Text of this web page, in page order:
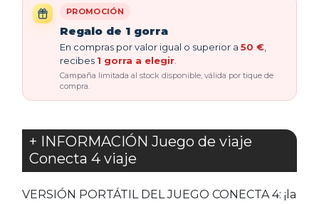
PROMOCIÓN
Regalo de 1 gorra
En compras por valor igual o superior a 50 €
recibes 1 gorra a elegir
Campaña limitada al stock disponible, válida por tique de
compra.
+ INFORMACIÓN Juego de viaje
Conecta 4 viaje
VERSIÓN PORTÁTIL DEL JUEGO CONECTA 4: ¡la